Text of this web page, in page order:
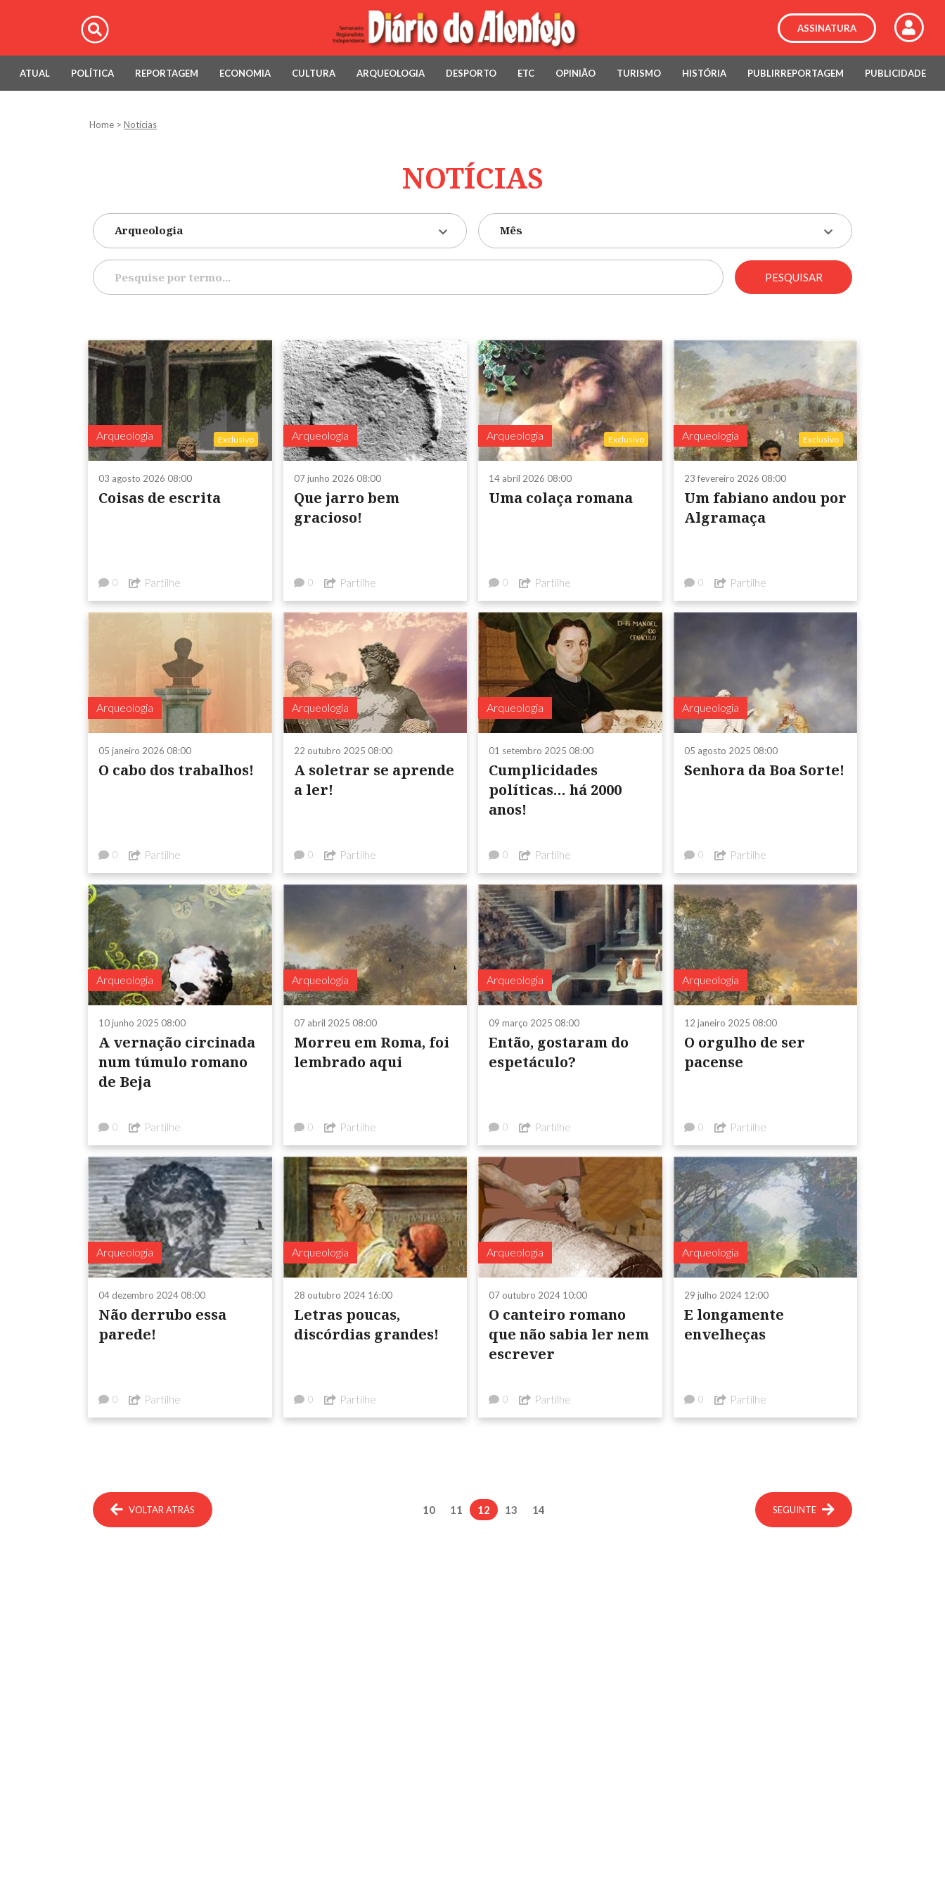
ASSINATURA
ATUAL POLÍTICA REPORTAGEM ECONOMIA CULTURA ARQUEOLOGIA DESPORTO ETC OPINIÃO TURISMO HISTÓRIA PUBLIRREPORTAGEM PUBLICIDADE
Home > Notícias
NOTÍCIAS
Arqueologia Mês
PESQUISAR
Arqueologia Exclusivo
03 agosto 2026 08:00
Coisas de escrita
0 Partilhe
Arqueologia
07 junho 2026 08:00
Que jarro bem
gracioso!
0 Partilhe
Arqueologia Exclusivo
14 abril 2026 08:00
Uma colaça romana
0 Partilhe
Arqueologia Exclusivo
23 fevereiro 2026 08:00
Um fabiano andou por
Algramaça
0 Partilhe
Arqueologia
05 janeiro 2026 08:00
O cabo dos trabalhos!
0 Partilhe
Arqueologia
22 outubro 2025 08:00
A soletrar se aprende
a ler!
0 Partilhe
Arqueologia
01 setembro 2025 08:00
Cumplicidades
políticas… há 2000
anos!
0 Partilhe
Arqueologia
05 agosto 2025 08:00
Senhora da Boa Sorte!
0 Partilhe
Arqueologia
10 junho 2025 08:00
A vernação circinada
num túmulo romano
de Beja
0 Partilhe
Arqueologia
07 abril 2025 08:00
Morreu em Roma, foi
lembrado aqui
0 Partilhe
Arqueologia
09 março 2025 08:00
Então, gostaram do
espetáculo?
0 Partilhe
Arqueologia
12 janeiro 2025 08:00
O orgulho de ser
pacense
0 Partilhe
Arqueologia
04 dezembro 2024 08:00
Não derrubo essa
parede!
0 Partilhe
Arqueologia
28 outubro 2024 16:00
Letras poucas,
discórdias grandes!
0 Partilhe
Arqueologia
07 outubro 2024 10:00
O canteiro romano
que não sabia ler nem
escrever
0 Partilhe
Arqueologia
29 julho 2024 12:00
E longamente
envelheças
0 Partilhe
VOLTAR ATRÁS 10 11 12 13 14 SEGUINTE